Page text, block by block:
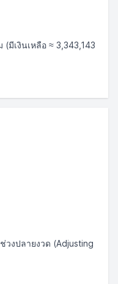
มีเงินเหลือ ≈ 3,343,143
วงปลายงวด (Adjusting